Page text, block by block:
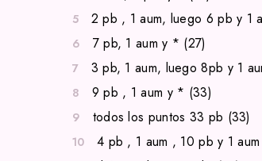
2 pb , 1 aum, luego 6 pb y 1
7 pb, 1 aum y * (27)
3 pb, 1 aum, luego 8pb y 1
9 pb , 1 aum y * (33)
todos los puntos 33 pb (33)
4 pb , 1 aum , 10 pb y 1